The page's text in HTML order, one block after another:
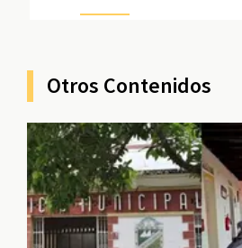
Otros Contenidos